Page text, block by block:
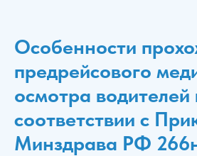
Особенности
предрейсового
осмотра водителей
соответствии с
Минздрава РФ